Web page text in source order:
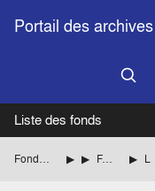
Portail des archives
Liste des fonds
Fonds Jean Monnet : Comité d'action, correspondance ITALIE
FANFANI Amintore (Démocratie chrétienne italienne) Lettre de Jean Monnet à A. Fanfani.